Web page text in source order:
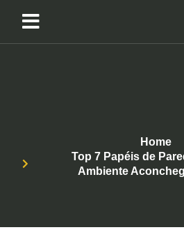
Home
Top 7 Papéis de
Ambiente